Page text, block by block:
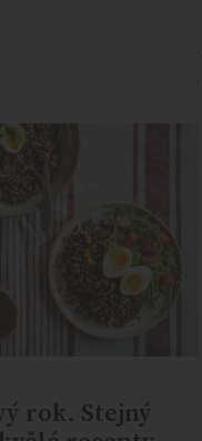
rok. Stejný